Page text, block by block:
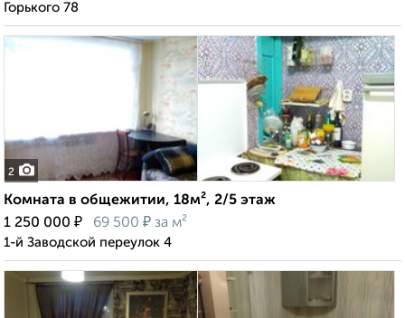
Горького 78
2
Комната в общежитии, 18м², 2/5 этаж
1 250 000 ₽ 69 500 ₽ за м²
1-й Заводской переулок 4